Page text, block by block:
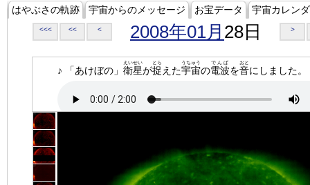
はやぶさの軌跡 宇宙からのメッセージ お宝データ 宇宙カレン
<<< << < 2008年01月 28日 >
♪ 「あけぼの」 衛星
えいせい
が捉
とら
えた宇宙
うちゅう
の電波
でんぱ
を音
おと
にしました。